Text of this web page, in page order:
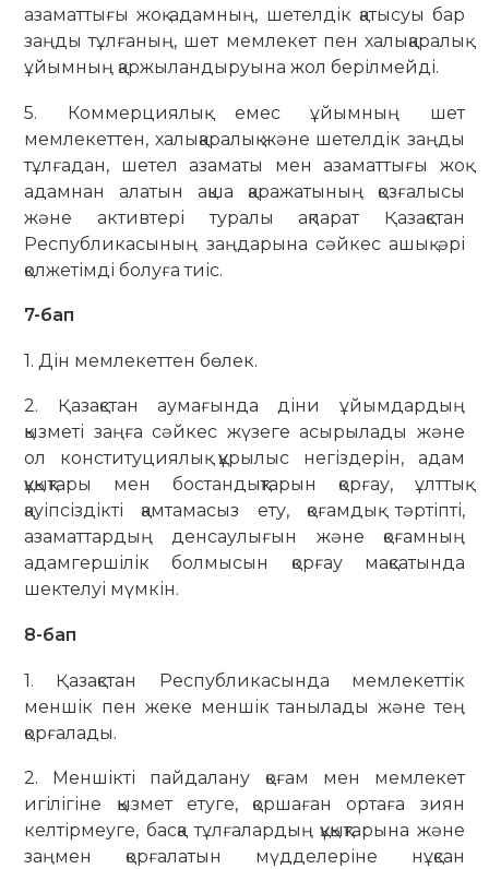
азаматтығы жоқ адамның, шетелдік қатысуы бар
заңды тұлғаның, шет мемлекет пен халықаралық
ұйымның қаржыландыруына жол берілмейді.
5. Коммерциялық емес ұйымның шет
мемлекеттен, халықаралық және шетелдік заңды
тұлғадан, шетел азаматы мен азаматтығы жоқ
адамнан алатын ақша қаражатының қозғалысы
және активтері туралы ақпарат Қазақстан
Республикасының заңдарына сәйкес ашық әрі
қолжетімді болуға тиіс.
7-бап
1. Дін мемлекеттен бөлек.
2. Қазақстан аумағында діни ұйымдардың
қызметі заңға сәйкес жүзеге асырылады және
ол конституциялық құрылыс негіздерін, адам
құқықтары мен бостандықтарын қорғау, ұлттық
қауіпсіздікті қамтамасыз ету, қоғамдық тәртіпті,
азаматтардың денсаулығын және қоғамның
адамгершілік болмысын қорғау мақсатында
шектелуі мүмкін.
8-бап
1. Қазақстан Республикасында мемлекеттік
меншік пен жеке меншік танылады және тең
қорғалады.
2. Меншікті пайдалану қоғам мен мемлекет
игілігіне қызмет етуге, қоршаған ортаға зиян
келтірмеуге, басқа тұлғалардың құқықтарына және
заңмен қорғалатын мүдделеріне нұқсан